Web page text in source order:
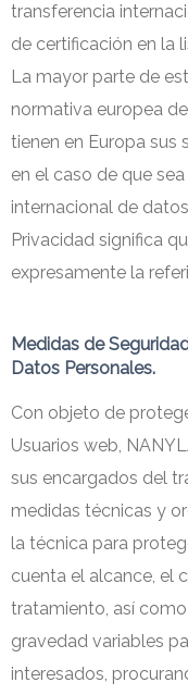
transferencia
de certificación en la
La mayor parte de
normativa europea
tienen en Europa sus
en el caso de que
internacional de
Privacidad significa
expresamente la
Medidas de
Datos Personales.
Con objeto de
Usuarios web,
sus encargados del
medidas técnicas y
la técnica para
cuenta el alcance, el
tratamiento, así
gravedad variables
interesados,